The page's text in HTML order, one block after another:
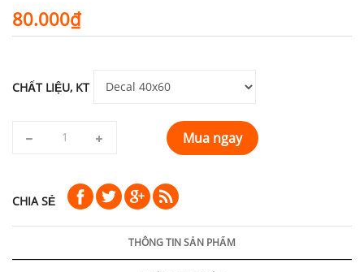
80.000₫
CHẤT LIỆU, KT
Mua ngay
CHIA SẺ
THÔNG TIN SẢN PHẨM